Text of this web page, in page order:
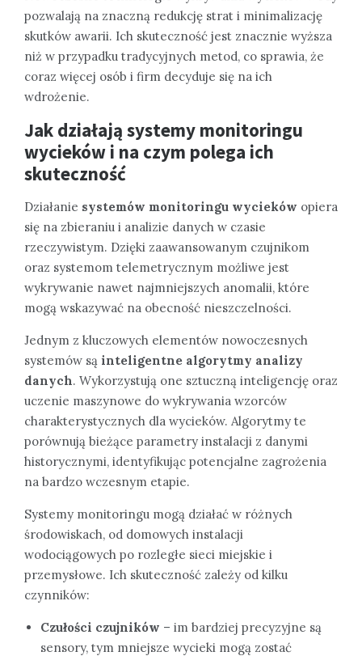
pozwalają na znaczną redukcję strat i minimalizację
skutków awarii. Ich skuteczność jest znacznie wyższa
niż w przypadku tradycyjnych metod, co sprawia, że
coraz więcej osób i firm decyduje się na ich
wdrożenie.
Jak działają systemy monitoringu
wycieków i na czym polega ich
skuteczność
Działanie systemów monitoringu wycieków opiera
się na zbieraniu i analizie danych w czasie
rzeczywistym. Dzięki zaawansowanym czujnikom
oraz systemom telemetrycznym możliwe jest
wykrywanie nawet najmniejszych anomalii, które
mogą wskazywać na obecność nieszczelności.
Jednym z kluczowych elementów nowoczesnych
systemów są inteligentne algorytmy analizy
danych. Wykorzystują one sztuczną inteligencję oraz
uczenie maszynowe do wykrywania wzorców
charakterystycznych dla wycieków. Algorytmy te
porównują bieżące parametry instalacji z danymi
historycznymi, identyfikując potencjalne zagrożenia
na bardzo wczesnym etapie.
Systemy monitoringu mogą działać w różnych
środowiskach, od domowych instalacji
wodociągowych po rozległe sieci miejskie i
przemysłowe. Ich skuteczność zależy od kilku
czynników:
Czułości czujników – im bardziej precyzyjne są
sensory, tym mniejsze wycieki mogą zostać